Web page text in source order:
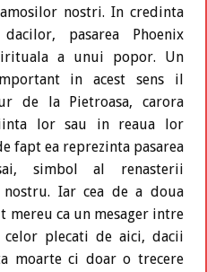
nostri. In credinta
pasarea Phoenix
a unui popor. Un
in acest sens il
de la Pietroasa, carora
lor sau in reaua lor
fapt ea reprezinta pasarea
simbol al renasterii
Iar cea de a doua
mereu ca un mesager intre
plecati de aici, dacii
moarte ci doar o trecere